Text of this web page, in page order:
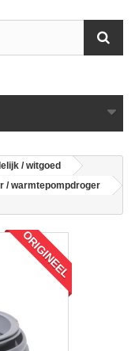
/ witgoed
/ warmtepompdroger
ORIGINEEL